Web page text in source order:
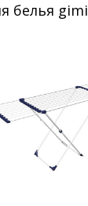
белья